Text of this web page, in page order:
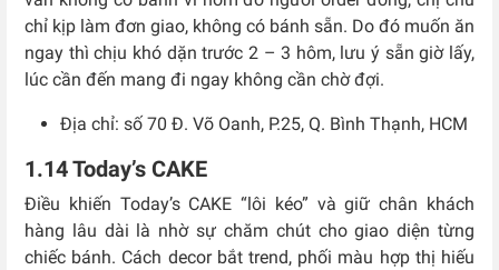
chỉ kịp làm đơn giao, không có bánh sẵn. Do đó muốn ăn
ngay thì chịu khó dặn trước 2 – 3 hôm, lưu ý sẵn giờ lấy,
lúc cần đến mang đi ngay không cần chờ đợi.
Địa chỉ: số 70 Đ. Võ Oanh, P.25, Q. Bình Thạnh, HCM
1.14 Today’s CAKE
Điều khiến Today’s CAKE “lôi kéo” và giữ chân khách
hàng lâu dài là nhờ sự chăm chút cho giao diện từng
chiếc bánh. Cách decor bắt trend, phối màu hợp thị hiếu